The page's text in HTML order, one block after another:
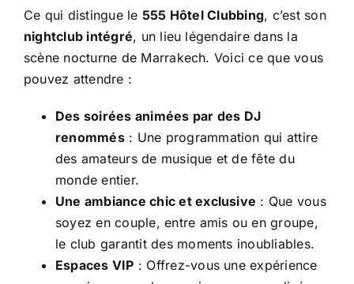
Ce qui distingue le 555 Hôtel Clubbing, c’est son
nightclub intégré, un lieu légendaire dans la
scène nocturne de Marrakech. Voici ce que vous
pouvez attendre :
Des soirées animées par des DJ
renommés: Une programmation qui attire
des amateurs de musique et de fête du
monde entier.
Une ambiance chic et exclusive : Que vous
soyez en couple, entre amis ou en groupe,
le club garantit des moments inoubliables.
Espaces VIP : Offrez-vous une expérience